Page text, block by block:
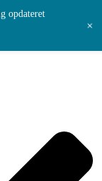
opdateret
+